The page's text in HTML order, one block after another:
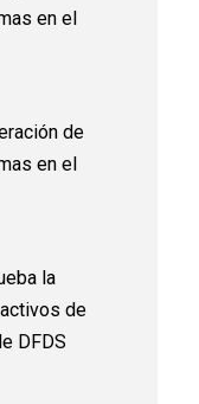
en el
de
en el
la
de
DFDS